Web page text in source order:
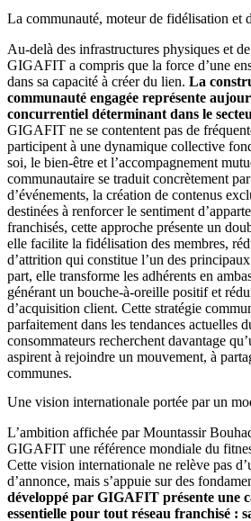
La communauté, moteur de fidélisation et
Au-delà des infrastructures physiques et
GIGAFIT a compris que la force d’une
dans sa capacité à créer du lien. La
communauté engagée représente
concurrentiel déterminant dans le
GIGAFIT ne se contentent pas de
participent à une dynamique collective
soi, le bien-être et l’accompagnement
communautaire se traduit concrètement
d’événements, la création de contenus
destinées à renforcer le sentiment
franchisés, cette approche présente un
elle facilite la fidélisation des membres,
d’attrition qui constitue l’un des
part, elle transforme les adhérents en
générant un bouche-à-oreille positif et
d’acquisition client. Cette stratégie
parfaitement dans les tendances actuelles
consommateurs recherchent davantage
aspirent à rejoindre un mouvement, à
communes.
Une vision internationale portée par un
L’ambition affichée par Mountassir
GIGAFIT une référence mondiale du
Cette vision internationale ne relève pas
d’annonce, mais s’appuie sur des
développé par GIGAFIT présente une
essentielle pour tout réseau franchisé :